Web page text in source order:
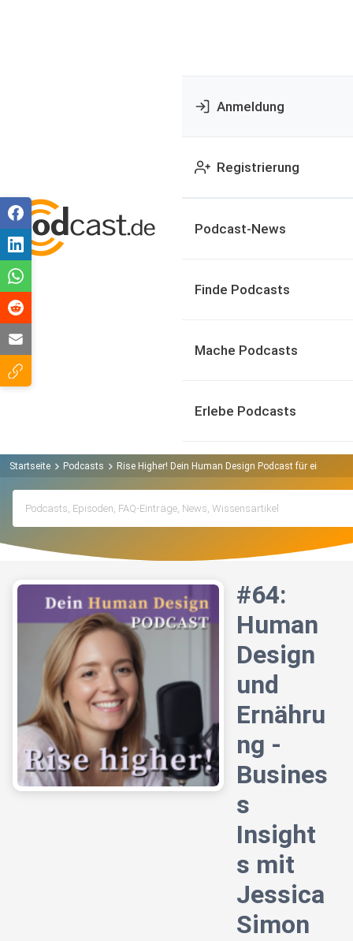
Anmeldung
Registrierung
Podcast-News
Finde Podcasts
Mache Podcasts
Erlebe Podcasts
Startseite Podcasts Rise Higher! Dein Human Design Podcast für eine
#64:
Human
Design
und
Ernähru
ng -
Busines
s
Insight
s mit
Jessica
Simon